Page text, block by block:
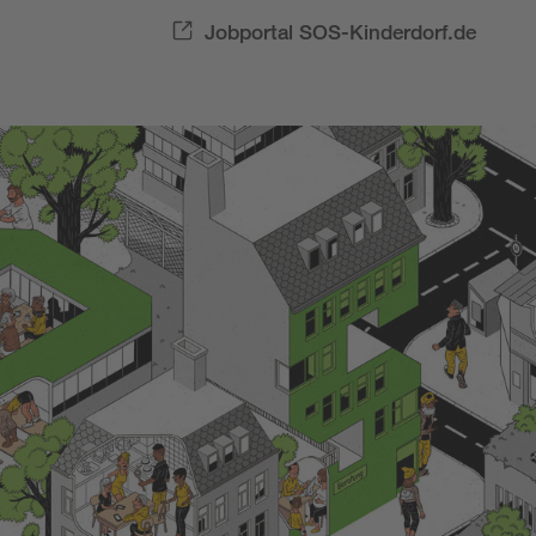
Jobportal SOS-Kinderdorf.de